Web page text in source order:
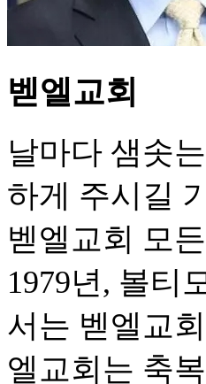
벧엘교회
날마다 샘솟
하게 주시길
벧엘교회 모
1979년, 볼티
서는 벧엘교
엘교회는 축